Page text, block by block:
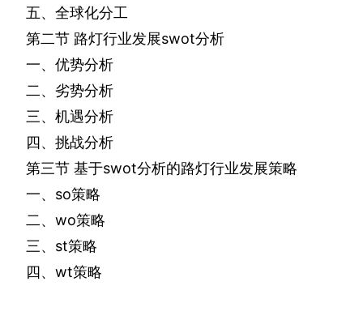
五、全球化分工
第二节 路灯行业发展swot分析
一、优势分析
二、劣势分析
三、机遇分析
四、挑战分析
第三节 基于swot分析的路灯行业发展策略
一、 so策略
二、 wo策略
三、 st策略
四、 wt策略